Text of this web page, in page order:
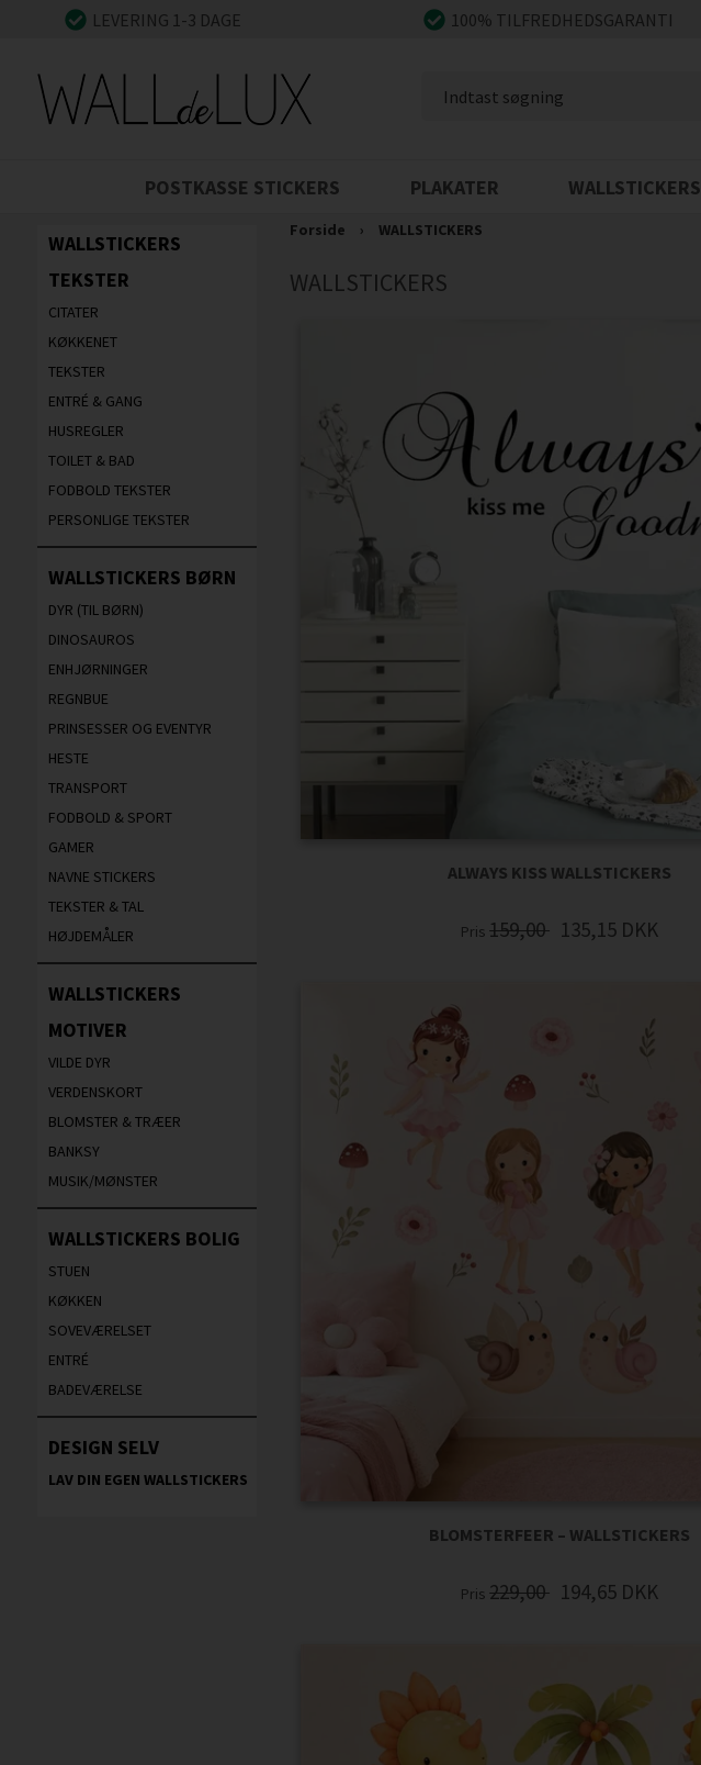
LEVERING 1-3 DAGE 100% TILFREDHEDSGARANTI
POSTKASSE STICKERS PLAKATER WALLSTICKERS
WALLSTICKERS
TEKSTER
CITATER
KØKKENET
TEKSTER
ENTRÉ & GANG
HUSREGLER
TOILET & BAD
FODBOLD TEKSTER
PERSONLIGE TEKSTER
WALLSTICKERS BØRN
DYR (TIL BØRN)
DINOSAUROS
ENHJØRNINGER
REGNBUE
PRINSESSER OG EVENTYR
HESTE
TRANSPORT
FODBOLD & SPORT
GAMER
NAVNE STICKERS
TEKSTER & TAL
HØJDEMÅLER
WALLSTICKERS
MOTIVER
VILDE DYR
VERDENSKORT
BLOMSTER & TRÆER
BANKSY
MUSIK/MØNSTER
WALLSTICKERS BOLIG
STUEN
KØKKEN
SOVEVÆRELSET
ENTRÉ
BADEVÆRELSE
DESIGN SELV
LAV DIN EGEN WALLSTICKERS
Forside › WALLSTICKERS
WALLSTICKERS
ALWAYS KISS WALLSTICKERS
Pris159,00 135,15 DKK
BLOMSTERFEER – WALLSTICKERS
Pris229,00 194,65 DKK